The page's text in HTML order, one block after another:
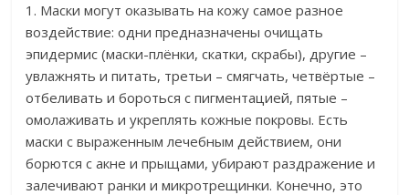
1. Маски могут оказывать на кожу самое разное
воздействие: одни предназначены очищать
эпидермис (маски-плёнки, скатки, скрабы), другие –
увлажнять и питать, третьи – смягчать, четвёртые –
отбеливать и бороться с пигментацией, пятые –
омолаживать и укреплять кожные покровы. Есть
маски с выраженным лечебным действием, они
борются с акне и прыщами, убирают раздражение и
залечивают ранки и микротрещинки. Конечно, это